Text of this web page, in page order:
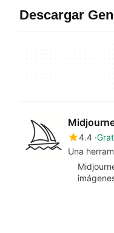
Descargar
4.4
Una